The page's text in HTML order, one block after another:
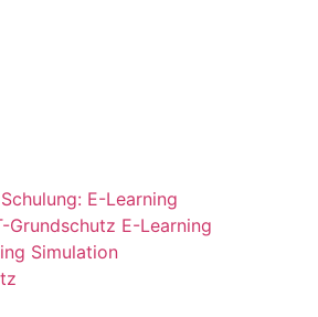
E-Learning
Grundschutz E-Learning
Simulation